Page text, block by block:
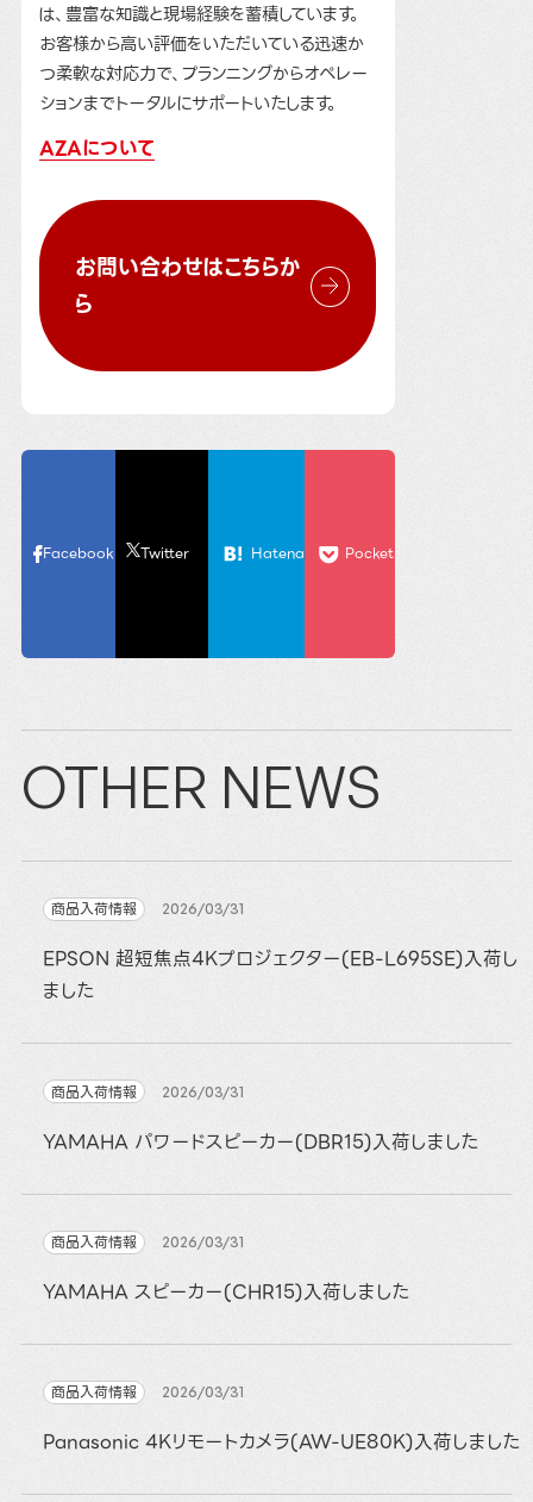
は、豊富な知識と現場経験を蓄積しています。
お客様から高い評価をいただいている迅速か
つ柔軟な対応力で、プランニングからオペレー
ションまでトータルにサポートいたします。
AZAについて
お問い合わせはこちらか
ら
Facebook Twitter Hatena Pocket
OTHER NEWS
商品入荷情報 2026/03/31
EPSON 超短焦点4Kプロジェクター(EB-L695SE)入荷し
ました
商品入荷情報 2026/03/31
YAMAHA パワードスピーカー(DBR15)入荷しました
商品入荷情報 2026/03/31
YAMAHA スピーカー(CHR15)入荷しました
商品入荷情報 2026/03/31
Panasonic 4Kリモートカメラ(AW-UE80K)入荷しました